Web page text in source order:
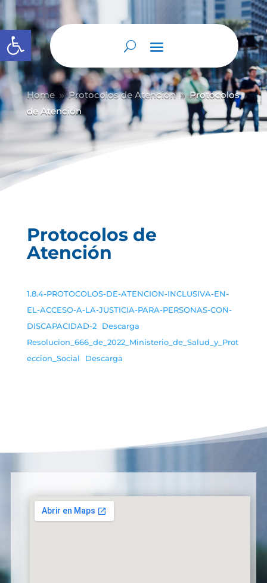
Abrir barra de herramientas
Home 9 Protocolos de Atención 9 Protocolos
de Atención
Protocolos de
Atención
1.8.4-PROTOCOLOS-DE-ATENCION-INCLUSIVA-EN-
EL-ACCESO-A-LA-JUSTICIA-PARA-PERSONAS-CON-
DISCAPACIDAD-2
Descarga
Resolucion_666_de_2022_Ministerio_de_Salud_y_Prot
eccion_Social
Descarga